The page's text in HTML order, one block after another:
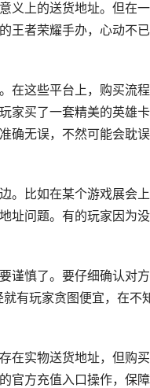
义上的送货地址。但在
王者荣耀手办，心动不
在这些平台上，购买流
家买了一套精美的英雄
确无误，不然可能会耽
。比如在某个游戏展会
址问题。有的玩家因为
谨慎了。要仔细确认对
有玩家贪图便宜，在不
在实物送货地址，但购
官方充值入口操作，保障